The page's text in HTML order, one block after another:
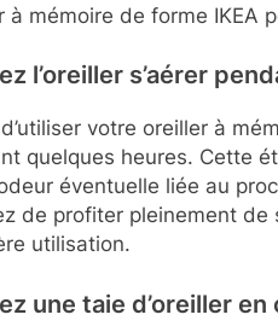
à mémoire de forme IKEA
l’oreiller s’aérer
votre oreiller à
quelques heures. Cette
éventuelle liée au
de profiter pleinement
utilisation.
une taie d’oreiller